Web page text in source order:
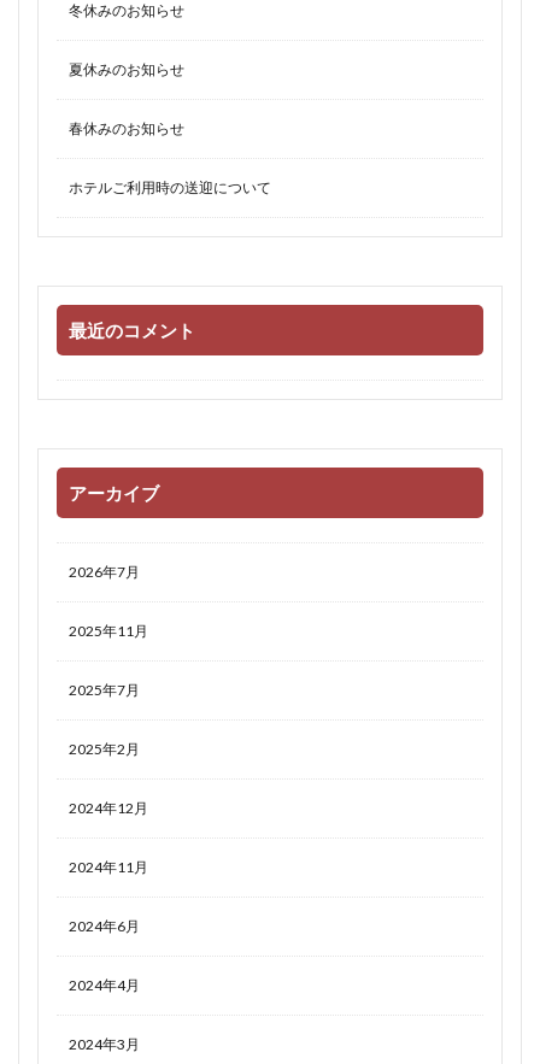
冬休みのお知らせ
夏休みのお知らせ
春休みのお知らせ
ホテルご利用時の送迎について
最近のコメント
アーカイブ
2026年7月
2025年11月
2025年7月
2025年2月
2024年12月
2024年11月
2024年6月
2024年4月
2024年3月